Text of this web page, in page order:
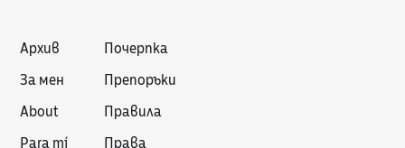
Архив
За мен
About
Para mí
Почерпка
Препоръки
Правила
Права